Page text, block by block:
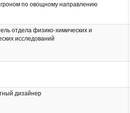
по овощному направлению
отдела физико-химических и
исследований
дизайнер